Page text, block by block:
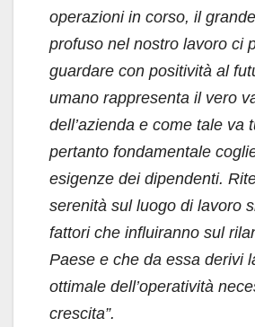
operazioni in corso, il
profuso nel nostro lavoro ci
guardare con positività al
umano rappresenta il vero
dell’azienda e come tale va
pertanto fondamentale
esigenze dei dipendenti.
serenità sul luogo di lavoro
fattori che influiranno sul
Paese e che da essa derivi
ottimale dell’operatività
crescita”.